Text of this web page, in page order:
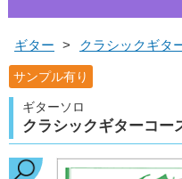
ギター > クラシックギタ
サンプル有り
ギターソロ
クラシックギターコー